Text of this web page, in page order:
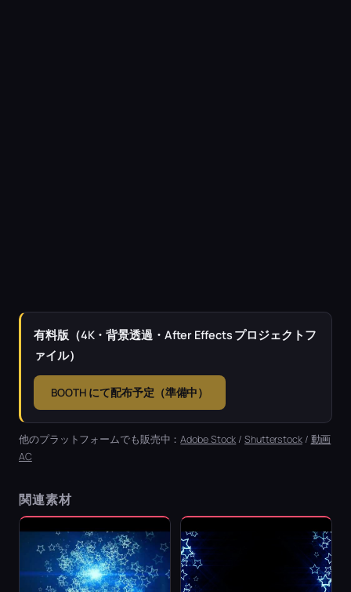
有料版（4K・背景透過・After Effects プロジェクトフ
ァイル）
BOOTH にて配布予定（準備中）
他のプラットフォームでも販売中：Adobe Stock /Shutterstock/ 動画
AC
関連素材